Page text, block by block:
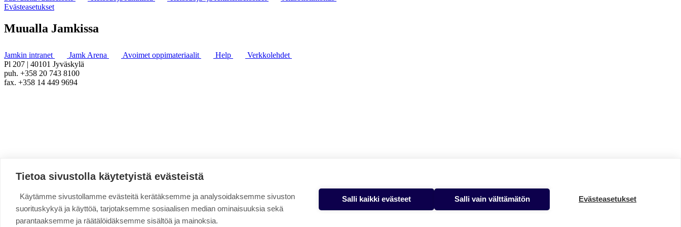
Evästeasetukset
Muualla Jamkissa
Jamkin intranet Jamk Arena Avoimet oppimateriaalit Help
Verkkolehdet
Pl 207 | 40101 Jyväskylä
puh. +358 20 743 8100
fax. +358 14 449 9694
Tietoa sivustolla käytetyistä evästeistä
Käytämme sivustollamme evästeitä kerätäksemme ja analysoidaksemme sivuston
suorituskykyä ja käyttöä, tarjotaksemme sosiaalisen median ominaisuuksia sekä
parantaaksemme ja räätälöidäksemme sisältöä ja mainoksia.
Salli kaikki evästeet Salli vain välttämätön Evästeasetukset